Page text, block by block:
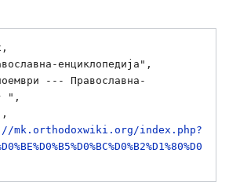
",
mk.orthodoxwiki.org/index.php?